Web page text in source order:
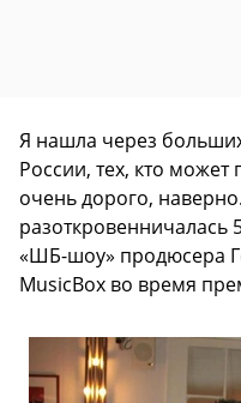
Я нашла через
России, тех, кто может
очень дорого,
разоткровенничалась
«ШБ-шоу» продюсера
MusicBox во время